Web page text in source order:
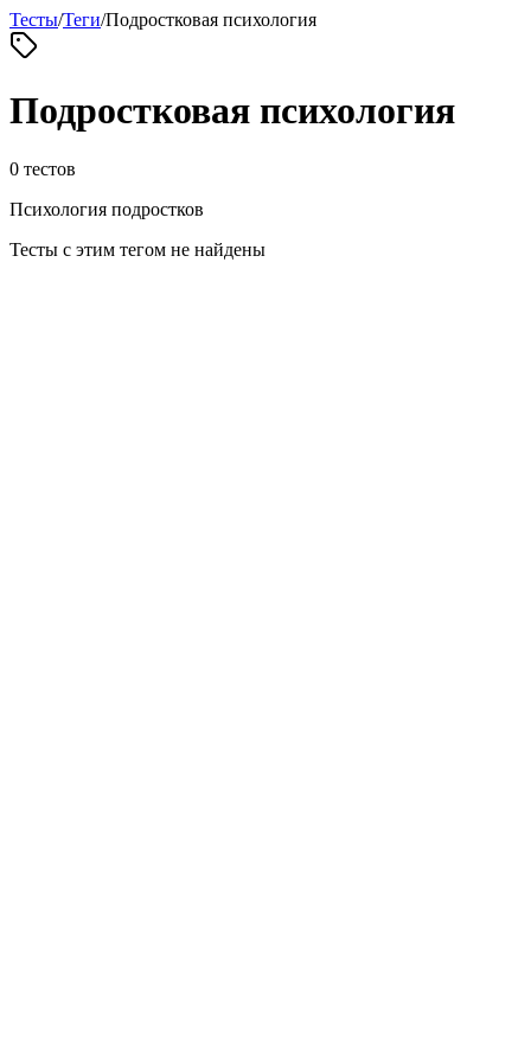
Тесты/Теги/Подростковая психология
Подростковая психология
0 тестов
Психология подростков
Тесты с этим тегом не найдены